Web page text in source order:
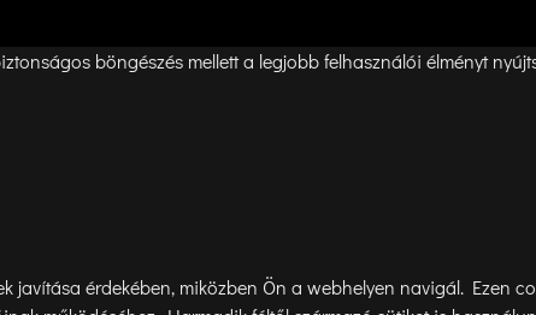
böngészés mellett a legjobb felhasználói élményt
javítása érdekében, miközben Ön a webhelyen navigál. Ezen